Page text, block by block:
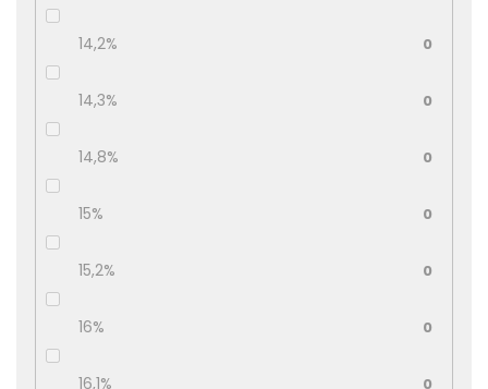
14,2% 0
14,3% 0
14,8% 0
15% 0
15,2% 0
16% 0
16,1% 0